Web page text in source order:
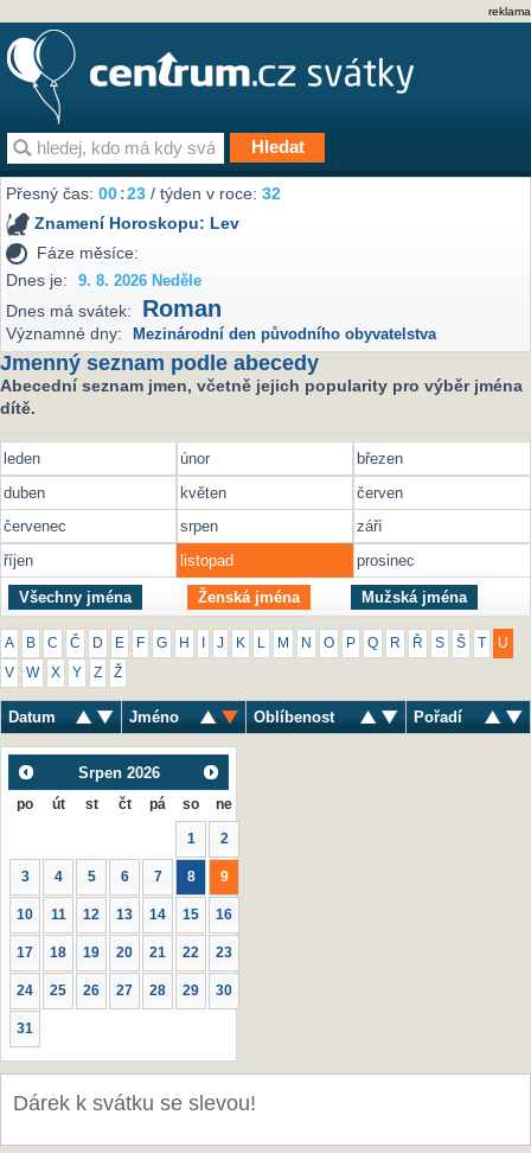
reklama
Přesný čas:00:23 / týden v roce:32
Znamení Horoskopu: Lev
Fáze měsíce:
Dnes je:
9. 8. 2026 Neděle
Dnes má svátek: Roman
Významné dny: Mezinárodní den původního obyvatelstva
Jmenný seznam podle abecedy
Abecední seznam jmen, včetně jejich popularity pro výběr jména
dítě.
leden únor
březen
duben
květen
červen
červenec
srpen
září
říjen
listopad prosinec
Všechny jména Ženská jména Mužská jména
A B C Č D E F G H J K M N O P Q R Ř S Š U
V W X Y Z Ž
Datum Jméno Oblíbenost Pořadí
Srpen 2026
po út st čt pá so ne
1 2
3 4 5 6 7 8 9
10 11 12 13 14 15 16
17 18 19 20 21 22 23
24 25 26 27 28 29 30
31
Dárek k svátku se slevou!